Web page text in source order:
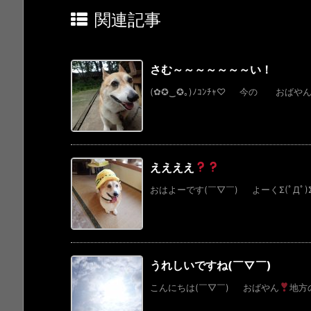
関連記事
さむ～～～～～～～い！
(✿✪‿✪｡)ﾉｺﾝﾁｬ♡ 今の おばや
ええええ
おはよーです(￣▽￣) よーくΣ(ﾟДﾟ
うれしいですね(￣▽￣)
こんにちは(￣▽￣) おばやん 地方